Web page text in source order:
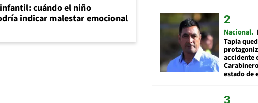
cuándo el niño
indicar malestar emocional
Nacional
Tapia
accidente
estado de